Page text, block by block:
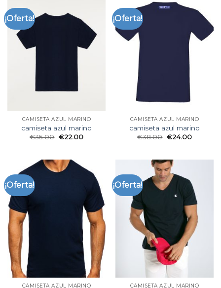
¡Oferta!
CAMISETA AZUL MARINO
camiseta azul marino
€35.00 €22.00
¡Oferta!
CAMISETA AZUL MARINO
camiseta azul marino
€38.00 €24.00
¡Oferta!
CAMISETA AZUL MARINO
¡Oferta!
CAMISETA AZUL MARINO